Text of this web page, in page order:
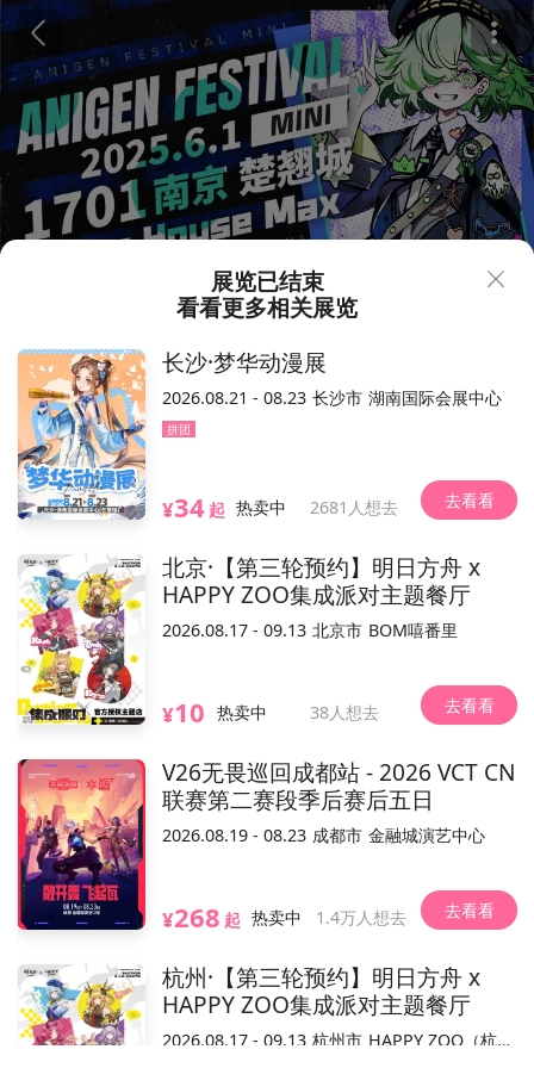
南京·ANIGEN FESTIVAL MIN
I
2025.06.01（以现场为准）
235人想去
1701Max Livehouse
不可退 电子票/兑换票
场贩
重复预约会被退票)
购票后可买
去购买
活动介绍
平台，活动内容和合规手续由主办方负责。 温馨提示：本平台仅作
已结束
展览已结束
看看更多相关展览
长沙·梦华动漫展
2026.08.21 - 08.23 长沙市 湖南国际会展中心
拼团
¥34 起 热卖中 2681人想去 去看看
北京·【第三轮预约】明日方舟 x
HAPPY ZOO集成派对主题餐厅
2026.08.17 - 09.13 北京市 BOM嘻番里
¥10 热卖中 38人想去 去看看
V26无畏巡回成都站 - 2026 VCT CN
联赛第二赛段季后赛后五日
2026.08.19 - 08.23 成都市 金融城演艺中心
¥268 起 热卖中 1.4万人想去 去看看
杭州·【第三轮预约】明日方舟 x
HAPPY ZOO集成派对主题餐厅
2026.08.17 - 09.13 杭州市 HAPPY ZOO（杭州工联CC店）